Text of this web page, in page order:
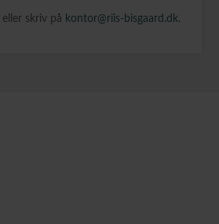
eller skriv på kontor@riis-bisgaard.dk.